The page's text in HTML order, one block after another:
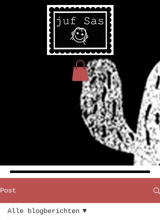
Post
Alle blogberichten